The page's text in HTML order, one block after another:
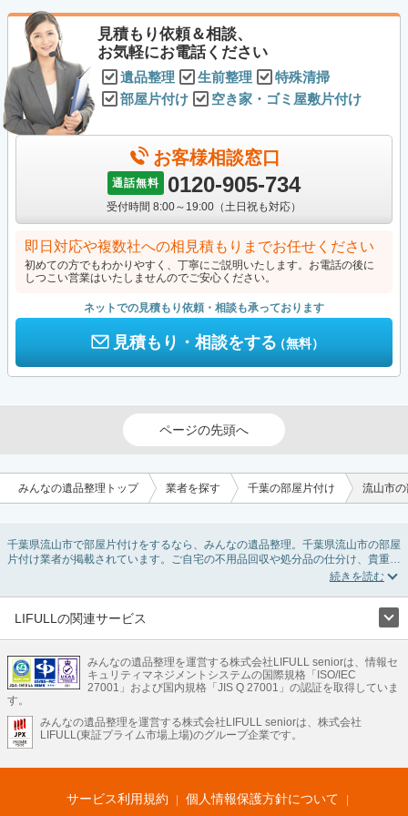
見積もり依頼＆相談、
お気軽にお電話ください
遺品整理 生前整理
特殊清掃
部屋片付け
空き家・ゴミ屋敷片付け
お客様相談窓口
通話無料 0120-905-734
受付時間 8:00～19:00（土日祝も対応）
即日対応や複数社への相見積もりまでお任せください
初めての方でもわかりやすく、丁寧にご説明いたします。お電話の後に
しつこい営業はいたしませんのでご安心ください。
ネットでの見積もり依頼・相談も承っております
見積もり・相談をする（無料）
ページの先頭へ
みんなの遺品整理トップ 業者を探す 千葉の部屋片付け 流山市
千葉県流山市で部屋片付けをするなら、みんなの遺品整理。千葉県流山市の部屋
片付け業者が掲載されています。ご自宅の不用品回収や処分品の仕分け、貴重品
の捜索などの依頼ができます。千葉県流山市の部屋片付けの料金相場情報だけで
う。部屋片付けはいつか着手しようと思っていると、ついつい後回しになってし
まいますが、不用品だと思っていたものに思わぬ買取額が付いていることもあり
ご自分で無理なくできる片付け方法やご実家の片付けノウハウもお届けしていま
すので、ぜひあわせてご覧ください。
LIFULLの関連サービス
不動産・住宅
引越し 老人ホーム 地方創生
ママの就労支援
不動産クラウドファンディング 遺品整理 老後の暮らし情報
LIFULL HOME'Sのサービス
不動産・住宅
不動産査定 マンション専門売却査定 不動産投資 アドバイザー
不動産アーカイブ
空き家バンク 家賃相場 不動産会社
不動産用語集 住まいのお役立ち情報
LIFULL HOME'S PRESS
みんなの遺品整理を運営する株式会社LIFULL seniorは、情報セ
キュリティマネジメントシステムの国際規格「ISO/IEC
27001」および国内規格「JIS Q 27001」の認証を取得していま
す。
みんなの遺品整理を運営する株式会社LIFULL seniorは、株式会社
LIFULL(東証プライム市場上場)のグループ企業です。
サービス利用規約 個人情報保護方針について